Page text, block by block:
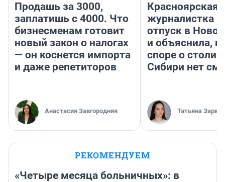
Продашь за 3000,
заплатишь с 4000. Что
бизнесменам готовит
новый закон о налогах
— он коснется импорта
и даже репетиторов
Анастасия Завгородняя
Красноярская
журналистка
отпуск в
и объяснила,
споре о
Сибири нет
Татьяна Зарва
РЕКОМЕНДУЕМ
«Четыре месяца больничных»: в